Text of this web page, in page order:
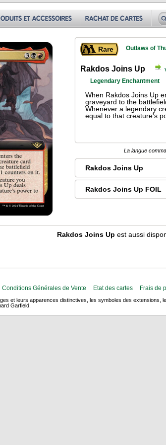
Rare Outlaws of
Rakdos Joins Up
Legendary Enchantment
When Rakdos Joins Up
graveyard to the
Whenever a legendary
equal to that creature's
La langue
Rakdos Joins Up
Rakdos Joins Up FOIL
Rakdos Joins Up est aussi
Conditions Générales de Vente Etat des cartes Frais de
et leurs apparences distinctives, les symboles des
Garfield.